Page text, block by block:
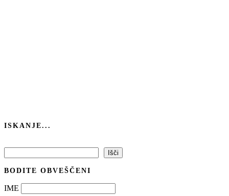
ISKANJE...
Išči
BODITE OBVEŠČENI
IME